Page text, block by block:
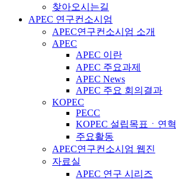
찾아오시는길
APEC 연구컨소시엄
APEC연구컨소시엄 소개
APEC
APEC 이란
APEC 주요과제
APEC News
APEC 주요 회의결과
KOPEC
PECC
KOPEC 설립목표ㆍ연혁
주요활동
APEC연구컨소시엄 웹진
자료실
APEC 연구 시리즈